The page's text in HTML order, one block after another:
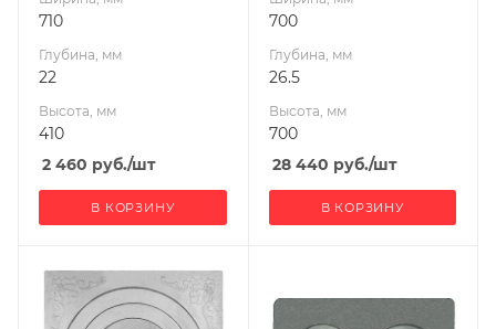
710
Глубина, мм
22
Высота, мм
410
2 460 руб./шт
В КОРЗИНУ
700
Глубина, мм
26.5
Высота, мм
700
28 440 руб./шт
В КОРЗИНУ
Ширина, мм
600 510